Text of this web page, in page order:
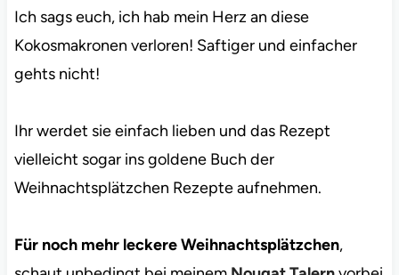
Ich sags euch, ich hab mein Herz an diese
Kokosmakronen verloren! Saftiger und einfacher
gehts nicht!
Ihr werdet sie einfach lieben und das Rezept
vielleicht sogar ins goldene Buch der
Weihnachtsplätzchen Rezepte aufnehmen.
Für noch mehr leckere Weihnachtsplätzchen,